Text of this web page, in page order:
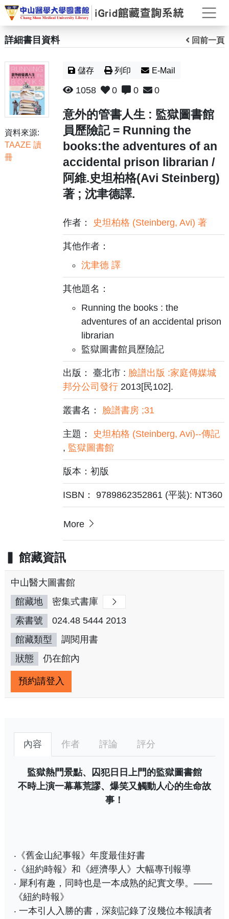
打
詳細書目資料 回前一頁
資料來源:
TAAZE 讀
冊
儲存 列印 E-Mail
1058 0 0 0
意外的管書人生 : 監獄圖書館
員歷險記 = Running the
books:the adventures of an
accidental prison librarian /
阿維.史坦柏格(Avi Steinberg)
著 ; 沈聿德譯.
作者： 史坦柏格 (Steinberg, Avi) 著
其他作者：
沈聿德 譯
其他題名：
Running the books : the
adventures of an accidental prison
librarian
監獄圖書館員歷險記
出版： 臺北市 : 臉譜出版 :家庭傳媒城
邦分公司發行 2013[民102].
叢書名： 臉譜書房 ;31
主題： 史坦柏格 (Steinberg, Avi)--傳記
, 監獄圖書館
版本：初版
ISBN： 9789862352861 (平裝): NT360
More
館藏資訊
中山醫大圖書館
館藏地
密集式書庫
索書號
024.48 5444 2013
館藏類型
調閱用書
狀態
仍在館內
預約請登入
內容 作者 評論 評分
監獄熱門景點、囚犯日日上門的監獄圖書館
不時上演一幕幕荒謬、爆笑又觸動人心的生命故
事！
‧《舊金山紀事報》年度最佳好書
‧《紐約時報》和《經濟學人》大幅專刊報導
‧ 犀利有趣，同時也是一本成熟的紀實文學。——
《紐約時報》
‧ 一本引人入勝的書，深刻記錄了沒幾位本報讀者